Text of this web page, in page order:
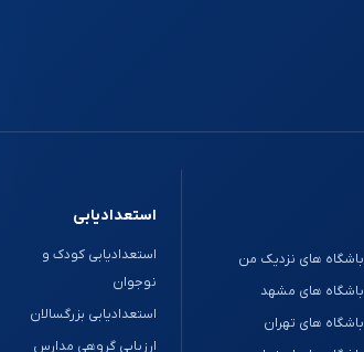
باشگاه های نزدیک من
باشگاه های مشهد
باشگاه های تهران
استعدادیابی
استعدادیابی کودک و
نوجوان
استعدادیابی بزرگسالان
ارزیابی گروهی مدارس